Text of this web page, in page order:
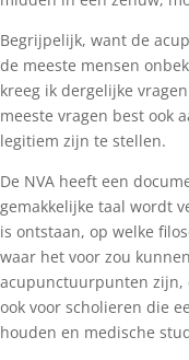
Begrijpelijk, want de
de meeste mensen
kreeg ik dergelijke
meeste vragen best ook
legitiem zijn te stellen.
De NVA heeft een
gemakkelijke taal wordt
is ontstaan, op welke
waar het voor zou
acupunctuurpunten zijn,
ook voor scholieren die
houden en medische